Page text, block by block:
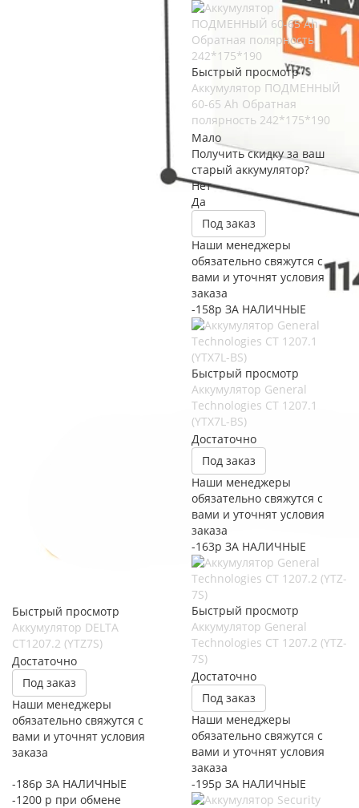
Быстрый просмотр
Аккумулятор DELTA
СТ1207.2 (YTZ7S)
Достаточно
Под заказ
Наши менеджеры
обязательно свяжутся с
вами и уточнят условия
заказа
Быстрый просмотр
Аккумулятор ПОДМЕННЫЙ
60-65 Ah Обратная
полярность 242*175*190
Мало
Получить скидку за ваш
старый аккумулятор?
Нет
Да
Под заказ
Наши менеджеры
обязательно свяжутся с
вами и уточнят условия
заказа
-158р ЗА НАЛИЧНЫЕ
Быстрый просмотр
Аккумулятор General
Technologies CT 1207.1
(YTX7L-BS)
Достаточно
Под заказ
Наши менеджеры
обязательно свяжутся с
вами и уточнят условия
заказа
-163р ЗА НАЛИЧНЫЕ
Быстрый просмотр
Аккумулятор General
Technologies CT 1207.2 (YTZ-
7S)
Достаточно
Под заказ
Наши менеджеры
обязательно свяжутся с
вами и уточнят условия
заказа
-186р ЗА НАЛИЧНЫЕ
-1200 р при обмене
-195р ЗА НАЛИЧНЫЕ